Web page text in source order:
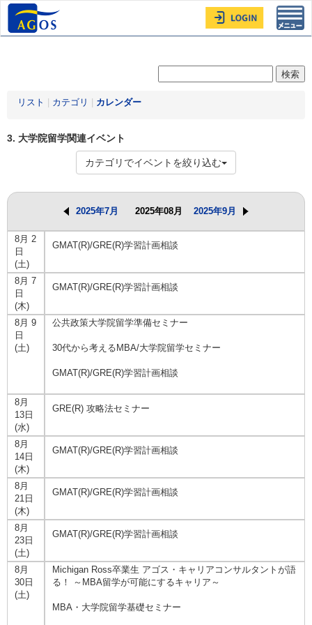
リスト カテゴリ カレンダー
3. 大学院留学関連イベント
カテゴリでイベントを絞り込む
2025年7月 2025年08月 2025年9月
8月 2
日
(土)
GMAT(R)/GRE(R)学習計画相談
8月 7
日
(木)
GMAT(R)/GRE(R)学習計画相談
8月 9
日
(土)
公共政策大学院留学準備セミナー
30代から考えるMBA/大学院留学セミナー
GMAT(R)/GRE(R)学習計画相談
8月
13日
(水)
GRE(R) 攻略法セミナー
8月
14日
(木)
GMAT(R)/GRE(R)学習計画相談
8月
21日
(木)
GMAT(R)/GRE(R)学習計画相談
8月
23日
(土)
GMAT(R)/GRE(R)学習計画相談
8月
30日
(土)
Michigan Ross卒業生 アゴス・キャリアコンサルタントが語
る！ ～MBA留学が可能にするキャリア～
MBA・大学院留学基礎セミナー